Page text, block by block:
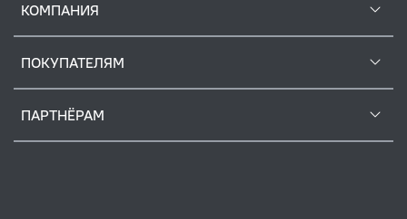
КОМПАНИЯ
ПОКУПАТЕЛЯМ
ПАРТНЁРАМ